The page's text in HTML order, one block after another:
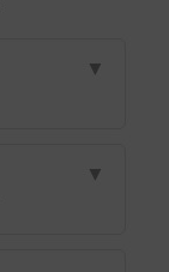
▼
▼